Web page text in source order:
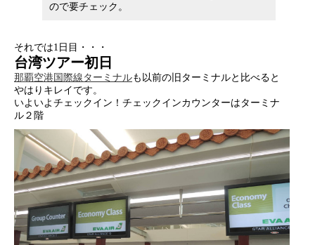
ので要チェック。
それでは1日目・・・
台湾ツアー初日
那覇空港国際線ターミナルも以前の旧ターミナルと比べると
やはりキレイです。
いよいよチェックイン！チェックインカウンターはターミナ
ル２階